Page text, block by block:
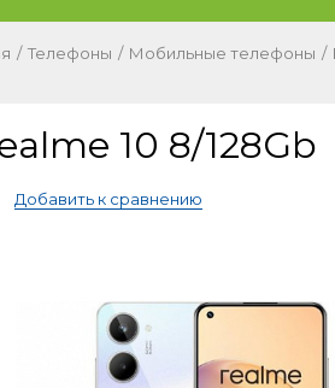
/ Телефоны / Мобильные телефоны /
10 8/128Gb
Добавить к сравнению